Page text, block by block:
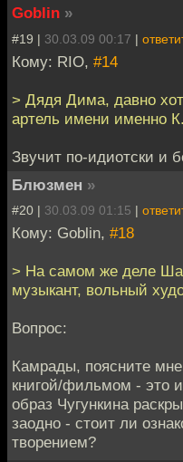
Goblin »
#19 | 30.03.09 00:17 |
Кому: RIO, #14
> Дядя Дима, давно
артель имени именно
Звучит по-идиотски и
Блюзмен »
#20 | 30.03.09 01:15 |
Кому: Goblin, #18
> На самом же деле
музыкант, вольный
Вопрос:
Камрады, поясните
книгой/фильмом - это
образ Чугункина
заодно - стоит ли
творением?